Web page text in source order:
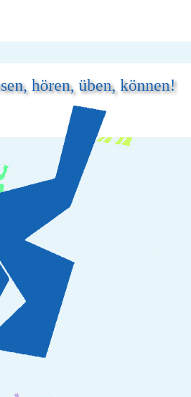
hören, üben, können!